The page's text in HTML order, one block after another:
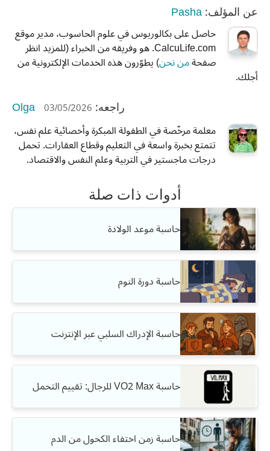
عن المؤلف: Pasha
حاصل على بكالوريوس في علوم الحاسوب، مدير موقع
CalcuLife.com. هو وفريقه من الخبراء (للمزيد انظر
صفحةمن نحن) يطوّرون هذه الخدمات الإلكترونية من
أجلك.
راجعه: Olga 03/05/2026
معلمة مرخّصة في الطفولة المبكرة وأخصائية علم نفس،
تتمتع بخبرة واسعة في التعليم وقطاع العقارات. تحمل
درجات ماجستير في التربية وعلم النفس والاقتصاد.
أدوات ذات صلة
حاسبة موعد الولادة
حاسبة دورة النوم
حاسبة الإدراك السلبي عبر الإنترنت
حاسبة VO2 Max للرجال: تقييم التحمل
حاسبة زمن اختفاء الكحول من الدم